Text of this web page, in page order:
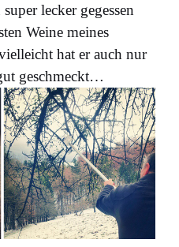
lecker gegessen
Weine meines
hat er auch nur
geschmeckt…